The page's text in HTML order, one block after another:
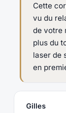
Cette
vu du
de votre
plus du
laser de
en
Gilles